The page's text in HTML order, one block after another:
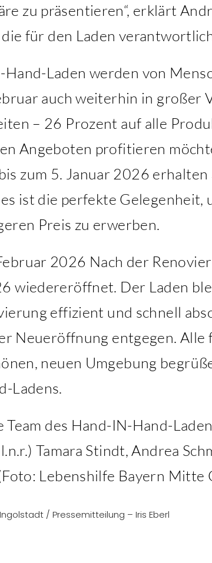
zu präsentieren“, erklärt
für den Laden
Laden werden von
auch weiterhin in großer
– 26 Prozent auf alle
Angeboten profitieren
zum 5. Januar 2026
ist die perfekte
Preis zu erwerben.
2026 Nach der
wiedereröffnet. Der Laden
effizient und schnell
Neueröffnung entgegen. Alle
neuen Umgebung
Ladens.
Team des Hand-IN-Hand-
Tamara Stindt, Andrea
Lebenshilfe Bayern Mitte
/ Pressemitteilung – Iris Eberl